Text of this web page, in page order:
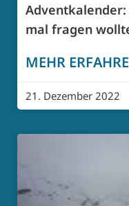
Adventkalender:
mal fragen
MEHR
21. Dezember 2022